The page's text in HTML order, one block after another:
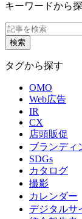
キーワードから
タグから探す
OMO
Web広告
IR
CX
店頭販促
ブランディ
SDGs
カタログ
撮影
カレンダー
デジタルサ